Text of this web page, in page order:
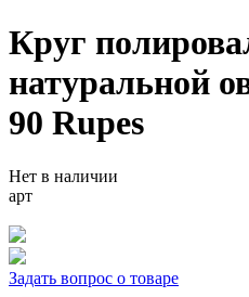
Круг
натуральной
90 Rupes
Нет в наличии
арт
Задать вопрос о товаре